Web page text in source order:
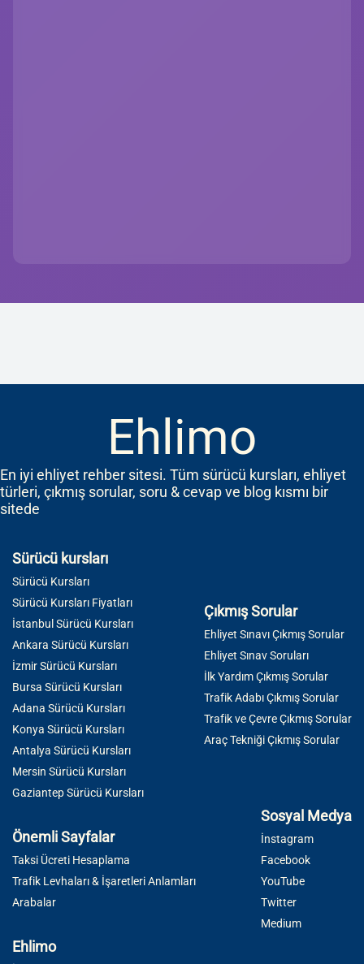
Ehlimo
En iyi ehliyet rehber sitesi. Tüm sürücü kursları, ehliyet
türleri, çıkmış sorular, soru & cevap ve blog kısmı bir
sitede
Sürücü kursları
Sürücü Kursları
Sürücü Kursları Fiyatları
İstanbul Sürücü Kursları
Ankara Sürücü Kursları
İzmir Sürücü Kursları
Bursa Sürücü Kursları
Adana Sürücü Kursları
Konya Sürücü Kursları
Antalya Sürücü Kursları
Mersin Sürücü Kursları
Gaziantep Sürücü Kursları
Çıkmış Sorular
Ehliyet Sınavı Çıkmış Sorular
Ehliyet Sınav Soruları
İlk Yardım Çıkmış Sorular
Trafik Adabı Çıkmış Sorular
Trafik ve Çevre Çıkmış Sorular
Araç Tekniği Çıkmış Sorular
Önemli Sayfalar
Taksi Ücreti Hesaplama
Trafik Levhaları & İşaretleri Anlamları
Arabalar
Sosyal Medya
İnstagram
Facebook
YouTube
Twitter
Medium
Ehlimo